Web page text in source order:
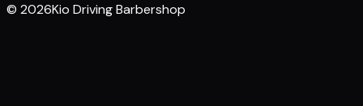
© 2026Kio Driving Barbershop